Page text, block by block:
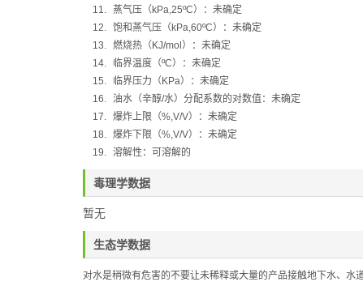
11.
蒸气压（ kPa,25ºC）： 未确定
12. 饱和蒸气压（ kPa,60ºC）： 未确定
13. 燃烧热（ KJ/mol ）： 未确定
14.
临界温度（ºC）：未确定
15.
临界压力（ KPa）：未确定
16. 油水（辛醇/水）分配系数的对数值：未确定
17. 爆炸上限（%,V/V）：未确定
18. 爆炸下限（%,V/V）：未确定
19. 溶解性：可溶解的
毒理学数据
暂无
生态学数据
对水是稍微有危害的不要让未稀释或大量的产品接触地下水、水